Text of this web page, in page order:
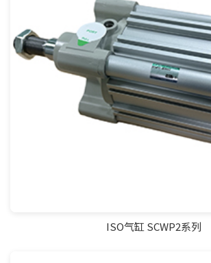
ISO气缸 SCWP2系列